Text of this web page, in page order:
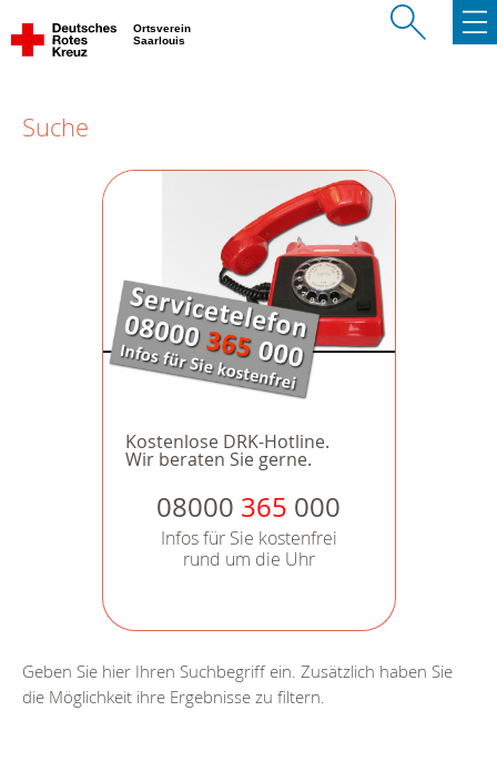
Ortsverein
Saarlouis
Suche
Kostenlose DRK-Hotline.
Wir beraten Sie gerne.
08000 365 000
Infos für Sie kostenfrei
rund um die Uhr
Geben Sie hier Ihren Suchbegriff ein. Zusätzlich haben Sie
die Möglichkeit ihre Ergebnisse zu filtern.